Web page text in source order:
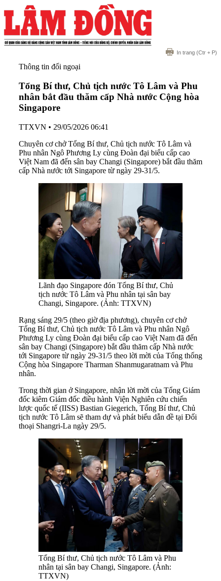
In trang (Ctr + P)
Thông tin đối ngoại
Tổng Bí thư, Chủ tịch nước Tô Lâm và Phu
nhân bắt đầu thăm cấp Nhà nước Cộng hòa
Singapore
TTXVN • 29/05/2026 06:41
Chuyên cơ chở Tổng Bí thư, Chủ tịch nước Tô Lâm và
Phu nhân Ngô Phương Ly cùng Đoàn đại biểu cấp cao
Việt Nam đã đến sân bay Changi (Singapore) bắt đầu thăm
cấp Nhà nước tới Singapore từ ngày 29-31/5.
Lãnh đạo Singapore đón Tổng Bí thư, Chủ
tịch nước Tô Lâm và Phu nhân tại sân bay
Changi, Singapore. (Ảnh: TTXVN)
Rạng sáng 29/5 (theo giờ địa phương), chuyên cơ chở
Tổng Bí thư, Chủ tịch nước Tô Lâm và Phu nhân Ngô
Phương Ly cùng Đoàn đại biểu cấp cao Việt Nam đã đến
sân bay Changi (Singapore) bắt đầu thăm cấp Nhà nước
tới Singapore từ ngày 29-31/5 theo lời mời của Tổng thống
Cộng hòa Singapore Tharman Shanmugaratnam và Phu
nhân.
Trong thời gian ở Singapore, nhận lời mời của Tổng Giám
đốc kiêm Giám đốc điều hành Viện Nghiên cứu chiến
lược quốc tế (IISS) Bastian Giegerich, Tổng Bí thư, Chủ
tịch nước Tô Lâm sẽ tham dự và phát biểu dẫn đề tại Đối
thoại Shangri-La ngày 29/5.
Tổng Bí thư, Chủ tịch nước Tô Lâm và Phu
nhân tại sân bay Changi, Singapore. (Ảnh:
TTXVN)